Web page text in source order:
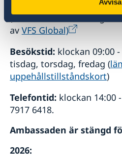
Avvisa
genom att e-posta
(OBS: Visumansökningar
av VFS Global)
Besökstid: klockan 09:00
tisdag, torsdag, fredag (
uppehållstillståndskort)
Telefontid: klockan 14:00
7917 6418.
Ambassaden är stängd
2026: